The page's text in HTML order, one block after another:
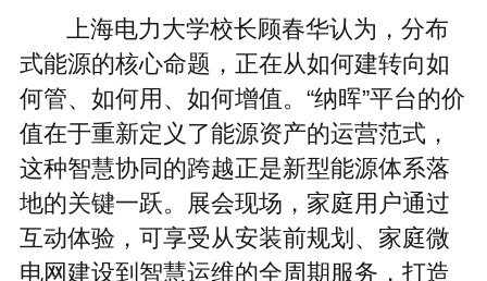
上海电力大学校长顾春华认为，分布
式能源的核心命题，正在从如何建转向如
何管、如何用、如何增值。“纳晖”平台的价
值在于重新定义了能源资产的运营范式，
这种智慧协同的跨越正是新型能源体系落
地的关键一跃。展会现场，家庭用户通过
互动体验，可享受从安装前规划、家庭微
电网建设到智慧运维的全周期服务，打造